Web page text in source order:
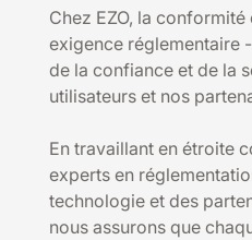
Chez EZO, la
exigence réglementaire
de la confiance et de la
utilisateurs et nos
En travaillant en étroite
experts en
technologie et des
nous assurons que